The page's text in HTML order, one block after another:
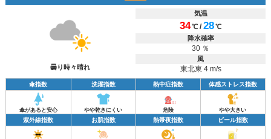
曇り時々晴れ
気温
34℃ /28℃
降水確率
30 ％
風
東北東 4 m/s
傘指数 洗濯指数 熱中症指数 体感ストレス指数
傘があると安心 やや乾きにくい 危険 やや大きい
紫外線指数 お肌指数 熱帯夜指数 ビール指数